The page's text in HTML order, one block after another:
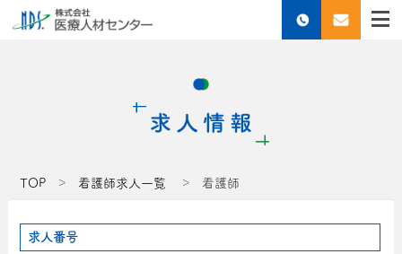
TOP 看護師求人一覧 看護師
求人番号